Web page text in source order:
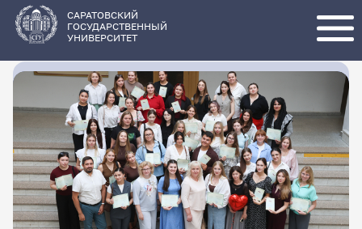
основному
содержанию
САРАТОВСКИЙ
ГОСУДАРСТВЕННЫЙ
УНИВЕРСИТЕТ